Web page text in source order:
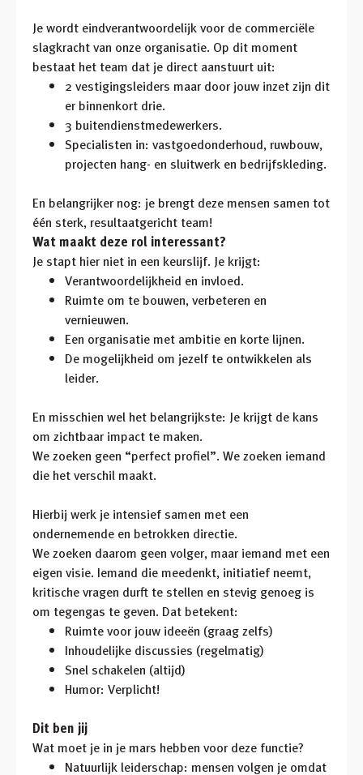
Je wordt eindverantwoordelijk voor de commerciële
slagkracht van onze organisatie. Op dit moment
bestaat het team dat je direct aanstuurt uit:
2 vestigingsleiders maar door jouw inzet zijn dit
er binnenkort drie.
3 buitendienstmedewerkers.
Specialisten in: vastgoedonderhoud, ruwbouw,
projecten hang- en sluitwerk en bedrijfskleding.
En belangrijker nog: je brengt deze mensen samen tot
één sterk, resultaatgericht team!
Wat maakt deze rol interessant?
Je stapt hier niet in een keurslijf. Je krijgt:
Verantwoordelijkheid en invloed.
Ruimte om te bouwen, verbeteren en
vernieuwen.
Een organisatie met ambitie en korte lijnen.
De mogelijkheid om jezelf te ontwikkelen als
leider.
En misschien wel het belangrijkste: Je krijgt de kans
om zichtbaar impact te maken.
We zoeken geen “perfect profiel”. We zoeken iemand
die het verschil maakt.
Hierbij werk je intensief samen met een
ondernemende en betrokken directie.
We zoeken daarom geen volger, maar iemand met een
eigen visie. Iemand die meedenkt, initiatief neemt,
kritische vragen durft te stellen en stevig genoeg is
om tegengas te geven. Dat betekent:
Ruimte voor jouw ideeën (graag zelfs)
Inhoudelijke discussies (regelmatig)
Snel schakelen (altijd)
Humor: Verplicht!
Dit ben jij
Wat moet je in je mars hebben voor deze functie?
Natuurlijk leiderschap: mensen volgen je omdat